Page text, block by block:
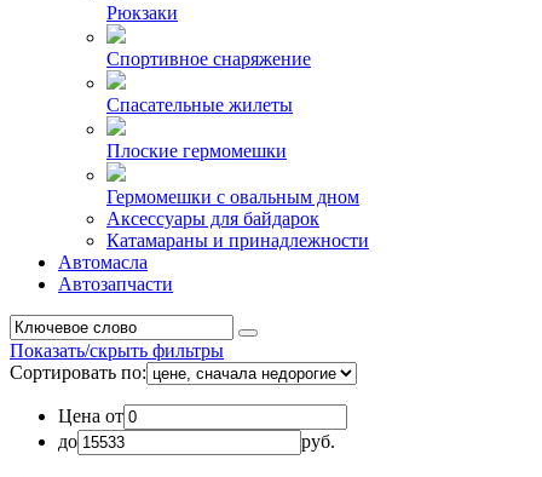
Рюкзаки
Спортивное снаряжение
Спасательные жилеты
Плоские гермомешки
Гермомешки с овальным дном
Аксессуары для байдарок
Катамараны и принадлежности
Автомасла
Автозапчасти
Показать/скрыть фильтры
Сортировать по:
Цена от
до
руб.